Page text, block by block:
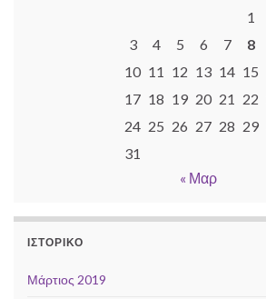
1
3
4 5 6 7 8
10 11 12 13 14 15
17 18 19 20 21 22
24 25 26 27 28 29
31
« Μαρ
ΙΣΤΟΡΙΚΌ
Μάρτιος 2019